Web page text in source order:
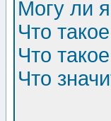
Могу ли
Что
Что
Что